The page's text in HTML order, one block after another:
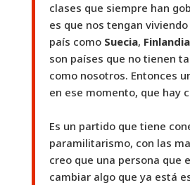
clases que siempre han
es que nos tengan
país como Suecia, Finlandia
son países que no tienen
como nosotros. Entonces
en ese momento, que hay
Es un partido que tiene
paramilitarismo, con las
creo que una persona que
cambiar algo que ya está